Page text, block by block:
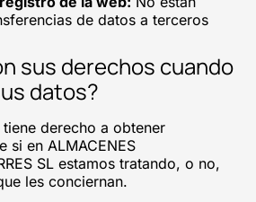
de datos a terceros
sus derechos cuando
datos?
derecho a obtener
si en ALMACENES
SL estamos tratando, o no,
les conciernan.